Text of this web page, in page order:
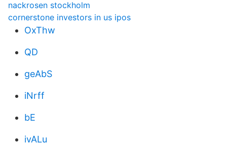
nackrosen stockholm
cornerstone investors in us ipos
OxThw
QD
geAbS
iNrff
bE
ivALu